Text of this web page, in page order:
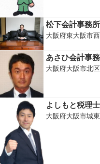
松下会計事務所
大阪府東大阪市
あさひ会計事
大阪府大阪市北
よしもと税理
大阪府大阪市城